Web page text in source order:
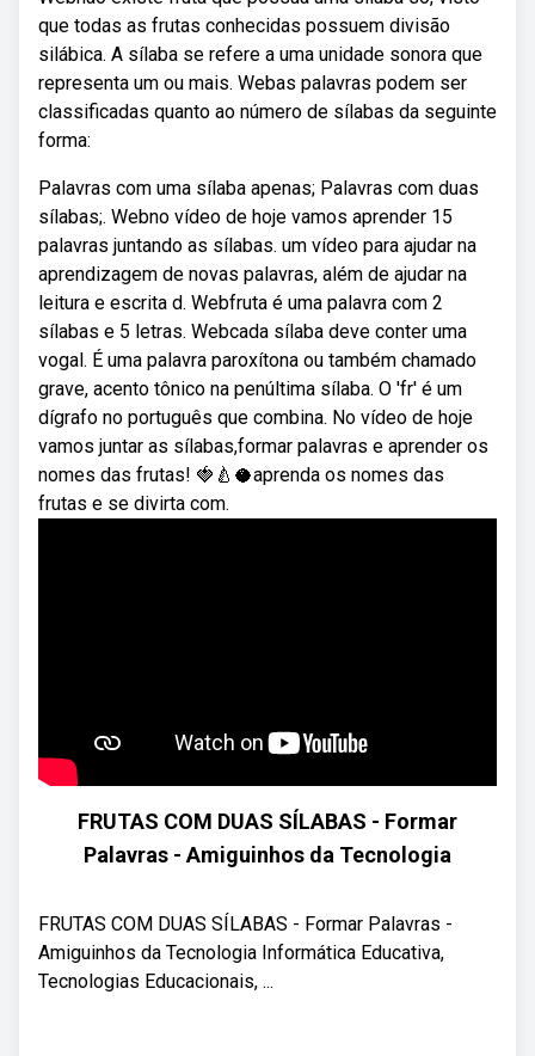
que todas as frutas conhecidas possuem divisão
silábica. A sílaba se refere a uma unidade sonora que
representa um ou mais. Webas palavras podem ser
classificadas quanto ao número de sílabas da seguinte
forma:
Palavras com uma sílaba apenas; Palavras com duas
sílabas;. Webno vídeo de hoje vamos aprender 15
palavras juntando as sílabas. um vídeo para ajudar na
aprendizagem de novas palavras, além de ajudar na
leitura e escrita d. Webfruta é uma palavra com 2
sílabas e 5 letras. Webcada sílaba deve conter uma
vogal. É uma palavra paroxítona ou também chamado
grave, acento tônico na penúltima sílaba. O 'fr' é um
dígrafo no português que combina. No vídeo de hoje
vamos juntar as sílabas,formar palavras e aprender os
nomes das frutas! 🍓🍐🥥aprenda os nomes das
frutas e se divirta com.
FRUTAS COM DUAS SÍLABAS - Formar
Palavras - Amiguinhos da Tecnologia
FRUTAS COM DUAS SÍLABAS - Formar Palavras -
Amiguinhos da Tecnologia Informática Educativa,
Tecnologias Educacionais, ...